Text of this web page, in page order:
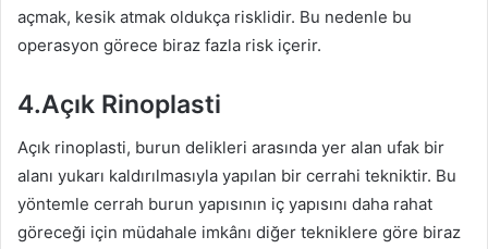
açmak, kesik atmak oldukça risklidir. Bu nedenle bu
operasyon görece biraz fazla risk içerir.
4.Açık Rinoplasti
Açık rinoplasti, burun delikleri arasında yer alan ufak bir
alanı yukarı kaldırılmasıyla yapılan bir cerrahi tekniktir. Bu
yöntemle cerrah burun yapısının iç yapısını daha rahat
göreceği için müdahale imkânı diğer tekniklere göre biraz